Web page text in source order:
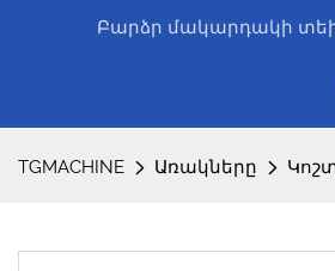
Բարձր մակարդակի
TGMACHINE Առակները